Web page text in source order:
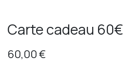
Carte cadeau 60€
60,00€